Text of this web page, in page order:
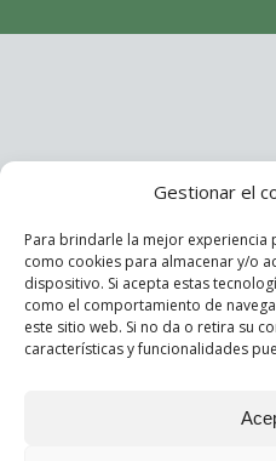
Gestionar el
Para brindarle la mejor
como cookies para almacenar y/o
dispositivo. Si acepta estas
como el comportamiento de
este sitio web. Si no da o retira su
características y funcionalidades